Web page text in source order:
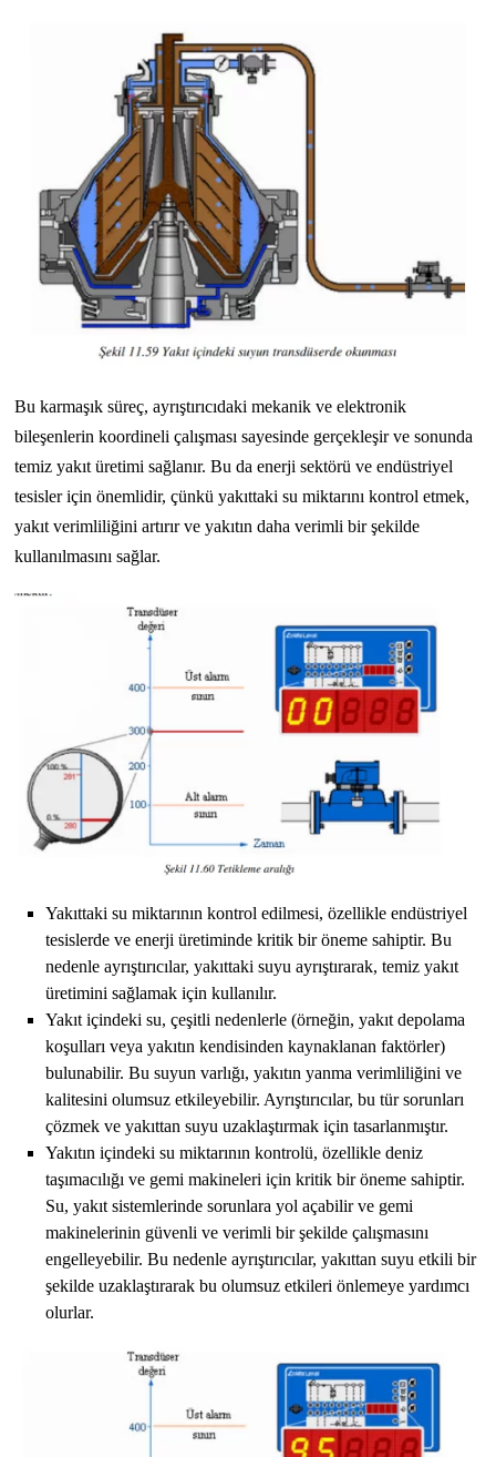
Bu karmaşık süreç, ayrıştırıcıdaki mekanik ve elektronik
bileşenlerin koordineli çalışması sayesinde gerçekleşir ve sonunda
temiz yakıt üretimi sağlanır. Bu da enerji sektörü ve endüstriyel
tesisler için önemlidir, çünkü yakıttaki su miktarını kontrol etmek,
yakıt verimliliğini artırır ve yakıtın daha verimli bir şekilde
kullanılmasını sağlar.
Yakıttaki su miktarının kontrol edilmesi, özellikle endüstriyel
tesislerde ve enerji üretiminde kritik bir öneme sahiptir. Bu
nedenle ayrıştırıcılar, yakıttaki suyu ayrıştırarak, temiz yakıt
üretimini sağlamak için kullanılır.
Yakıt içindeki su, çeşitli nedenlerle (örneğin, yakıt depolama
koşulları veya yakıtın kendisinden kaynaklanan faktörler)
bulunabilir. Bu suyun varlığı, yakıtın yanma verimliliğini ve
kalitesini olumsuz etkileyebilir. Ayrıştırıcılar, bu tür sorunları
çözmek ve yakıttan suyu uzaklaştırmak için tasarlanmıştır.
Yakıtın içindeki su miktarının kontrolü, özellikle deniz
taşımacılığı ve gemi makineleri için kritik bir öneme sahiptir.
Su, yakıt sistemlerinde sorunlara yol açabilir ve gemi
makinelerinin güvenli ve verimli bir şekilde çalışmasını
engelleyebilir. Bu nedenle ayrıştırıcılar, yakıttan suyu etkili bir
şekilde uzaklaştırarak bu olumsuz etkileri önlemeye yardımcı
olurlar.